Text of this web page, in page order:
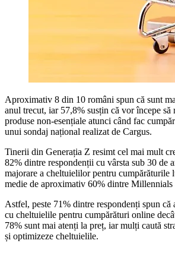
Aproximativ 8 din 10 români spun că sunt
anul trecut, iar 57,8% susțin că vor începe să
produse non-esențiale atunci când fac
unui sondaj național realizat de Cargus.
Tinerii din Generația Z resimt cel mai mult
82% dintre respondenții cu vârsta sub 30 de
majorare a cheltuielilor pentru cumpărăturile
medie de aproximativ 60% dintre
Astfel, peste 71% dintre respondenți spun că
cu cheltuielile pentru cumpărături online
78% sunt mai atenți la preț, iar mulți caută
și optimizeze cheltuielile.